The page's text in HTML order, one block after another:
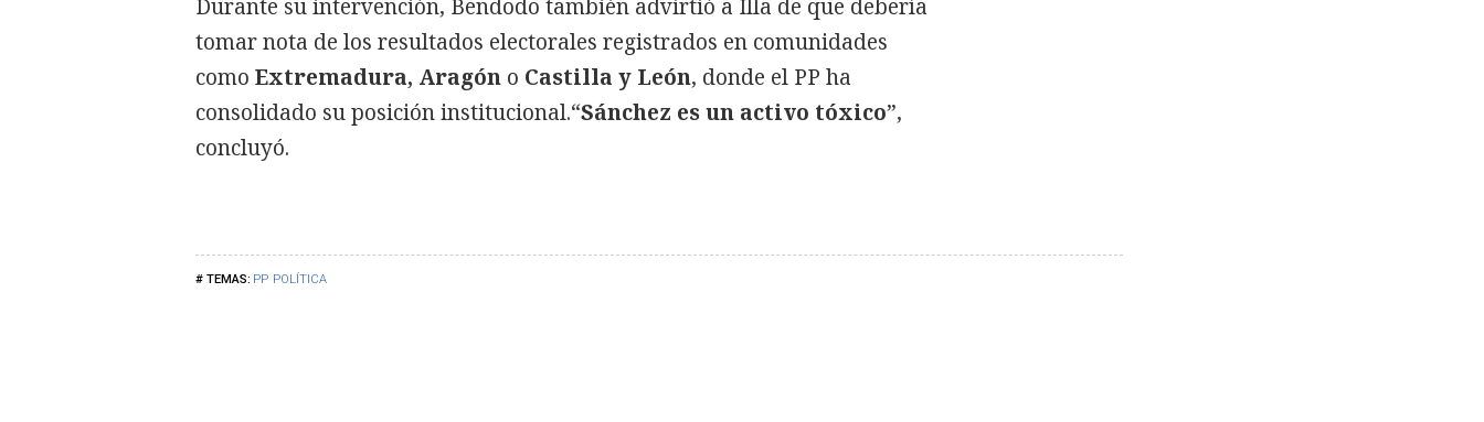
PP POLÍTICA
Durante su intervención, Bendodo también advirtió a Illa de que debería
tomar nota de los resultados electorales registrados en comunidades
como Extremadura, Aragón o Castilla y León, donde el PP ha
consolidado su posición institucional.“Sánchez es un activo tóxico”,
concluyó.